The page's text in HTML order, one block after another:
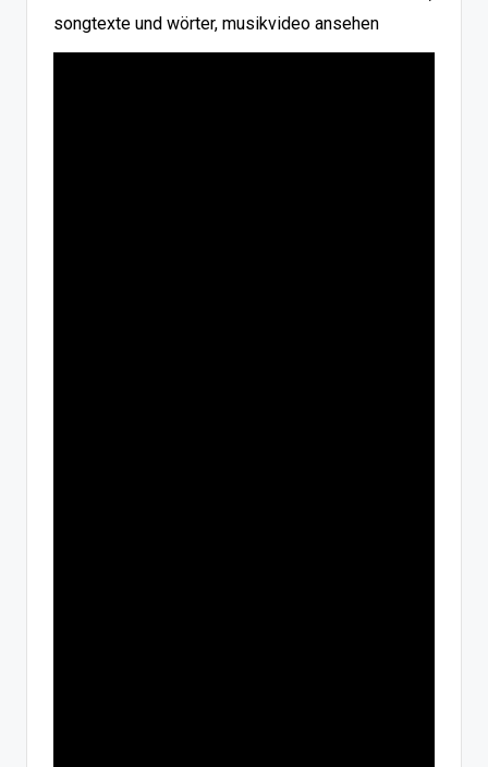
songtexte und wörter, musikvideo ansehen